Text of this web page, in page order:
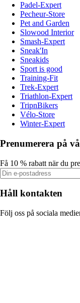
Padel-Expert
Pecheur-Store
Pet and Garden
Slowood Interior
Smash-Expert
Sneak'In
Sneakids
Sport is good
Training-Fit
Trek-Expert
Triathlon-Expert
TripnBikers
Vélo-Store
Winter-Expert
Prenumerera på
Få 10 % rabatt när du
Håll kontakten
Följ oss på sociala